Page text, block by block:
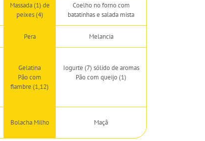
Massada (1) de
peixes (4)
Coelho no forno com
batatinhas e salada mista
Pera Melancia
Gelatina
Pão com
fiambre (1,12)
Iogurte (7) sólido de aromas
Pão com queijo (1)
Bolacha Milho Maçã